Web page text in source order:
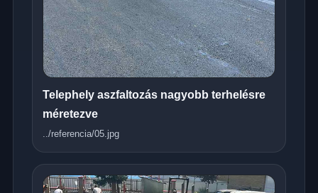
Telephely aszfaltozás nagyobb terhelésre
méretezve
../referencia/05.jpg